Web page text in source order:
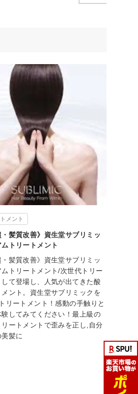
メント
髪質改善》資生堂サブリミッ
トリートメント
髪質改善》資生堂サブリミッ
トリートメント/次世代トリー
して登場し、人気が出てきた酸
ント。資生堂サブリミックを
リートメント！感動の手触りと
してみてください！最上級の
ートメントで歪みを正し,自分
髪に